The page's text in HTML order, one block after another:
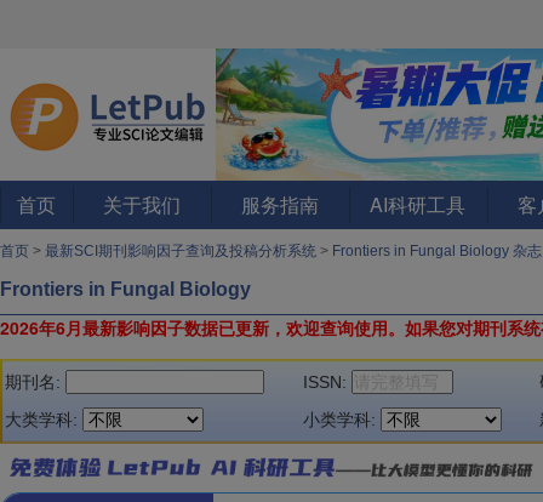
首页 关于我们 服务指南 AI科研工具 客
首页 > 最新SCI期刊影响因子查询及投稿分析系统 > Frontiers in Fungal Biology 杂志
Frontiers in Fungal Biology
2026年6月最新影响因子数据已更新，欢迎查询使用。 如果您对期刊系
期刊名: ISSN:
大类学科:
小类学科: